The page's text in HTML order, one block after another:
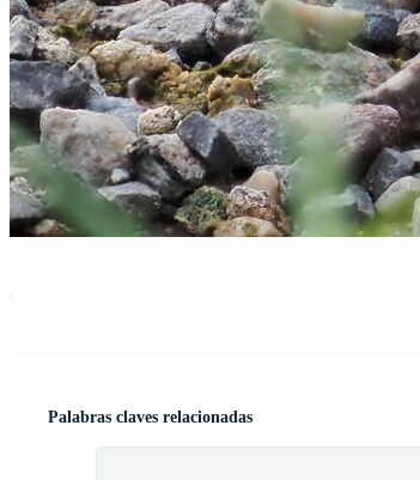
Palabras claves relacionadas